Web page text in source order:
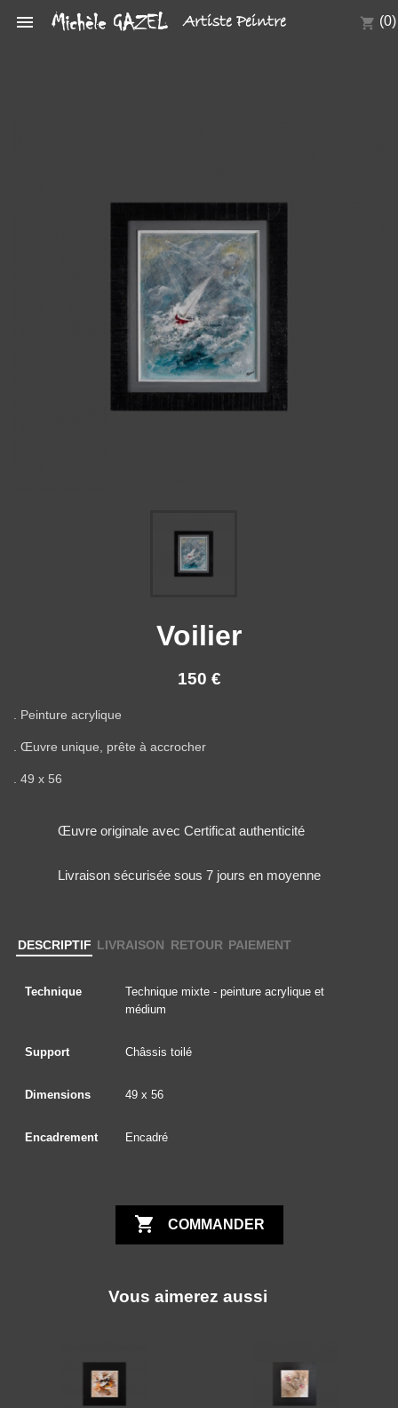
 shopping_cart (0)
Artiste Peintre
Voilier
150 €
. Peinture acrylique
. Œuvre unique, prête à accrocher
. 49 x 56
Œuvre originale avec Certificat authenticité
Livraison sécurisée sous 7 jours en moyenne
DESCRIPTIF LIVRAISON RETOUR PAIEMENT
Technique
Technique mixte - peinture acrylique et
médium
Support Châssis toilé
Dimensions 49 x 56
Encadrement Encadré
 COMMANDER
Vous aimerez aussi